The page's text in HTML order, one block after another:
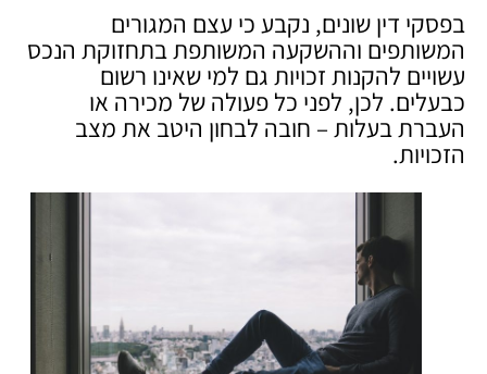
בפסקי דין שונים, נקבע כי עצם המגורים
המשותפים וההשקעה המשותפת בתחזוקת הנכס
עשויים להקנות זכויות גם למי שאינו רשום
כבעלים. לכן, לפני כל פעולה של מכירה או
העברת בעלות – חובה לבחון היטב את מצב
הזכויות.